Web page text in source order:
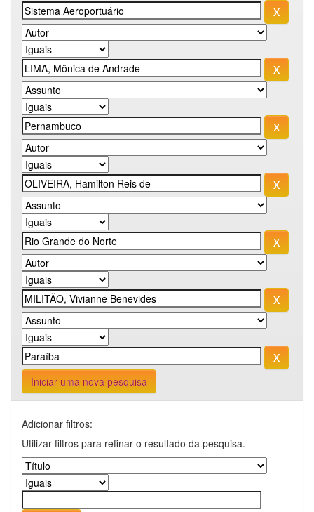
Iniciar uma nova pesquisa
Adicionar filtros:
Utilizar filtros para refinar o resultado da pesquisa.